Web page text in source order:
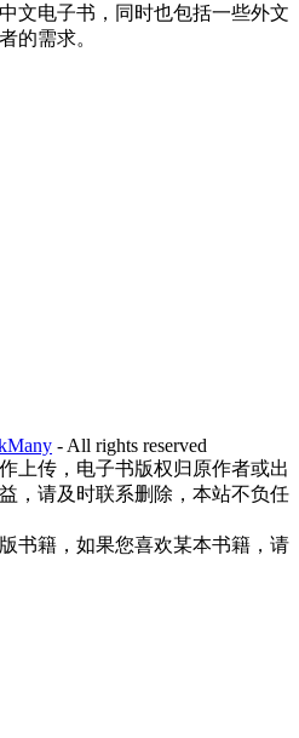
文电子书，同时也包括一些外文
的需求。
- All rights reserved
上传，电子书版权归原作者或出
，请及时联系删除，本站不负任
书籍，如果您喜欢某本书籍，请